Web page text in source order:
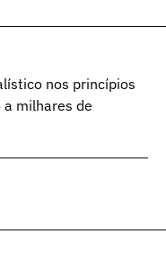
nos princípios
milhares de